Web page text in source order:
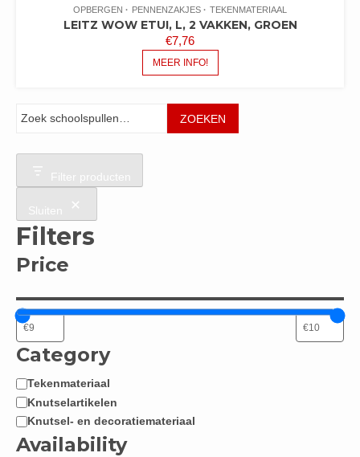
OPBERGEN PENNENZAKJES TEKENMATERIAAL
LEITZ WOW ETUI, L, 2 VAKKEN, GROEN
€7,76
MEER INFO!
ZOEKEN
Filter producten
Sluiten
Filters
Price
Category
Categorie
Tekenmateriaal
Knutselartikelen
Knutsel- en decoratiemateriaal
Availability